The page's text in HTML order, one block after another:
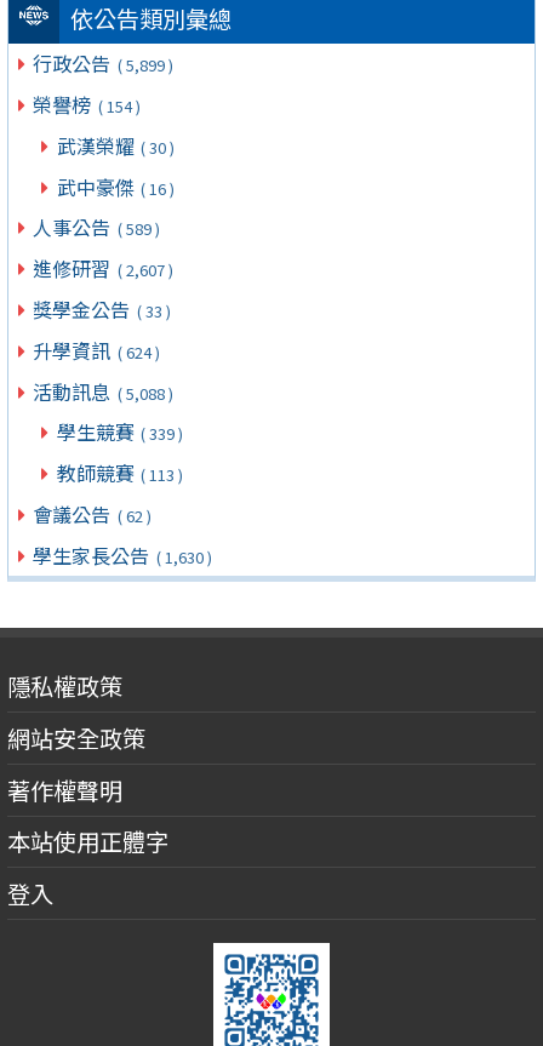
依公告類別彙總
行政公告 ( 5,899 )
榮譽榜 ( 154 )
武漢榮耀 ( 30 )
武中豪傑 ( 16 )
人事公告 ( 589 )
進修研習 ( 2,607 )
獎學金公告 ( 33 )
升學資訊 ( 624 )
活動訊息 ( 5,088 )
學生競賽 ( 339 )
教師競賽 ( 113 )
會議公告 ( 62 )
學生家長公告 ( 1,630 )
隱私權政策
網站安全政策
著作權聲明
本站使用正體字
登入